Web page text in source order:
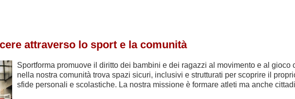
attraverso lo sport e la comunità
Sportforma promuove il diritto dei bambini e dei ragazzi al movimento e al
nella nostra comunità trova spazi sicuri, inclusivi e strutturati per scoprire il
sfide personali e scolastiche. La nostra missione è formare atleti ma anche